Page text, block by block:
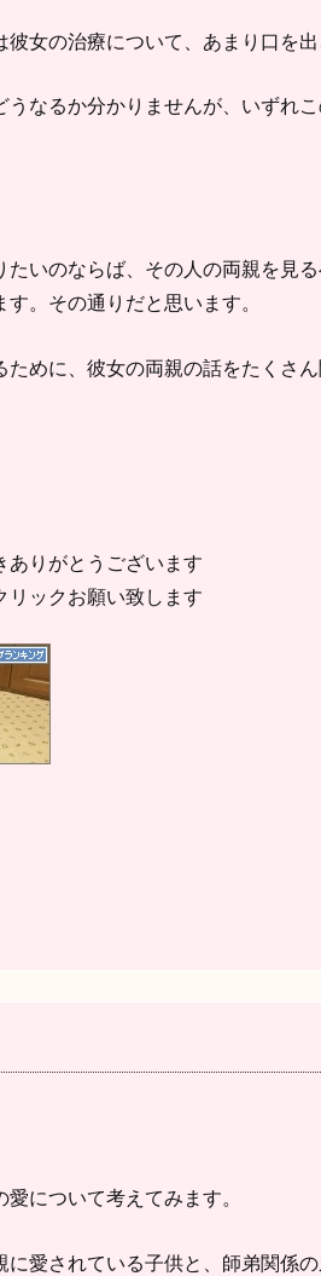
女の治療について、あまり口を
うなるか分かりませんが、いずれ
たいのならば、その人の両親を見
。その通りだと思います。
めに、彼女の両親の話をたくさん
ありがとうございます
リックお願い致します
について考えてみます。
に愛されている子供と、師弟関係の